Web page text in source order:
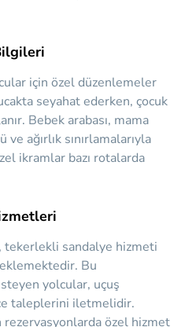
için özel düzenlemeler
seyahat ederken, çocuk
Bebek arabası, mama
ağırlık sınırlamalarıyla
ikramlar bazı rotalarda
tekerlekli sandalye hizmeti
Bu
yolcular, uçuş
taleplerini iletmelidir.
rezervasyonlarda özel hizmet